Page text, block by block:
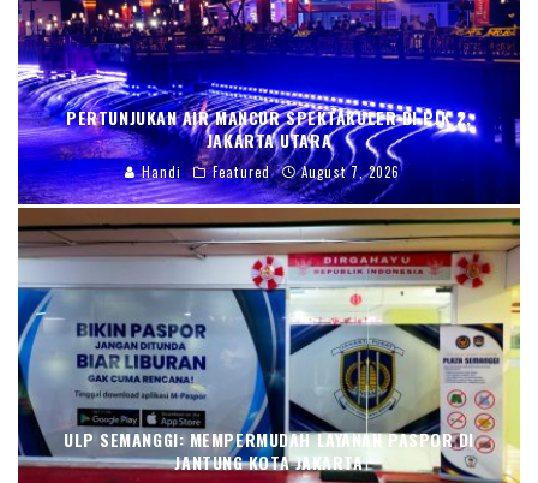
PERTUNJUKAN AIR MANCUR SPEKTAKULER DI PIK 2,
JAKARTA UTARA
Handi Featured August 7, 2026
ULP SEMANGGI: MEMPERMUDAH LAYANAN PASPOR DI
JANTUNG KOTA JAKARTA